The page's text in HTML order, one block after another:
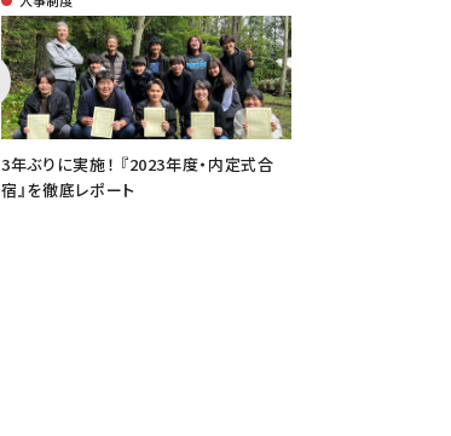
3年ぶりに実施！ 『2023年度・内定式合
宿』を徹底レポート